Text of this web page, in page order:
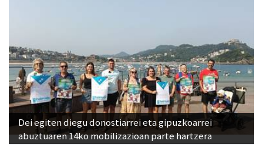
Dei egiten diegu donostiarrei eta gipuzkoarrei
abuztuaren 14ko mobilizazioan parte hartzera